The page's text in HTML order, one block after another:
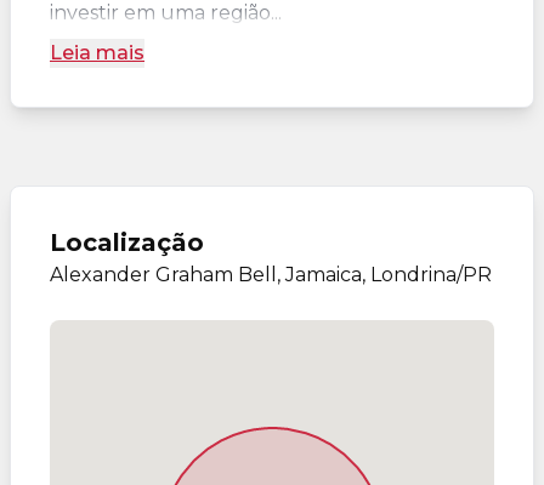
investir em uma região...
Leia mais
Localização
Alexander Graham Bell, Jamaica, Londrina/PR